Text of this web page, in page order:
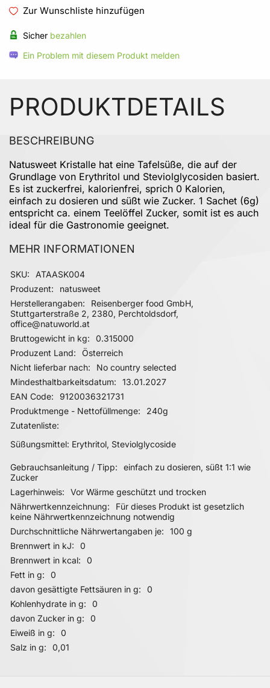
Zur Wunschliste hinzufügen
Sicher bezahlen
Ein Problem mit diesem Produkt melden
PRODUKTDETAILS
BESCHREIBUNG
Natusweet Kristalle hat eine Tafelsüße, die auf der
Grundlage von Erythritol und Steviolglycosiden basiert.
Es ist zuckerfrei, kalorienfrei, sprich 0 Kalorien,
einfach zu dosieren und süßt wie Zucker. 1 Sachet (6g)
entspricht ca. einem Teelöffel Zucker, somit ist es auch
ideal für die Gastronomie geeignet.
MEHR INFORMATIONEN
Mehr Informationen
SKU
ATAASK004
Produzent
natusweet
Herstellerangaben
Reisenberger food GmbH,
Stuttgarterstraße 2, 2380, Perchtoldsdorf,
office@natuworld.at
Bruttogewicht in kg
0.315000
Produzent Land
Österreich
Nicht lieferbar nach
No country selected
Mindesthaltbarkeitsdatum
13.01.2027
EAN Code
9120036321731
Produktmenge - Nettofüllmenge
240g
Zutatenliste
Süßungsmittel: Erythritol, Steviolglycoside
Gebrauchsanleitung / Tipp
einfach zu dosieren, süßt 1:1 wie
Zucker
Lagerhinweis
Vor Wärme geschützt und trocken
Nährwertkennzeichnung
Für dieses Produkt ist gesetzlich
keine Nährwertkennzeichnung notwendig
Durchschnittliche Nährwertangaben je
100 g
Brennwert in kJ
0
Brennwert in kcal
0
Fett in g
0
davon gesättigte Fettsäuren in g
0
Kohlenhydrate in g
0
davon Zucker in g
0
Eiweiß in g
0
Salz in g
0,01